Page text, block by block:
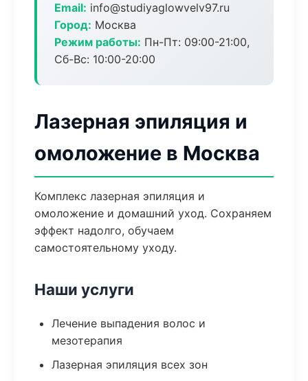
Email: info@studiyaglowvelv97.ru
Город: Москва
Режим работы: Пн-Пт: 09:00-21:00,
Сб-Вс: 10:00-20:00
Лазерная эпиляция и
омоложение в Москва
Комплекс лазерная эпиляция и
омоложение и домашний уход. Сохраняем
эффект надолго, обучаем
самостоятельному уходу.
Наши услуги
Лечение выпадения волос и
мезотерапия
Лазерная эпиляция всех зон